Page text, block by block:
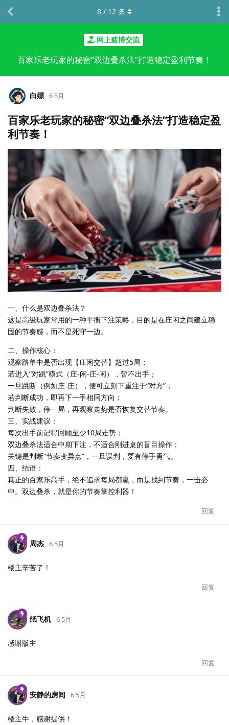
网上赌博交流
百家乐老玩家的秘密“双边叠杀法”打造稳定盈利节奏！
8 / 12 条
白嫖 6 5月
百家乐老玩家的秘密“双边叠杀法”打造稳定盈
利节奏！
一、什么是双边叠杀法？
这是高级玩家常用的一种平衡下注策略，目的是在庄闲之间建立稳
固的节奏感，而不是死守一边。
二、操作核心：
观察路单中是否出现【庄闲交替】超过5局；
若进入“对跳”模式（庄-闲-庄-闲），暂不出手；
一旦跳断（例如庄-庄），便可立刻下重注于“对方”；
若判断成功，即再下一手相同方向；
判断失败，停一局，再观察走势是否恢复交替节奏。
三、实战建议：
每次出手前记得回顾至少10局走势；
双边叠杀法适合中期下注，不适合刚进桌的盲目操作；
关键是判断“节奏变异点”，一旦误判，要有停手勇气。
四、结语：
真正的百家乐高手，绝不追求每局都赢，而是找到节奏，一击必
中。双边叠杀，就是你的节奏掌控利器！
回复
周杰 6 5月
楼主辛苦了！
回复
纸飞机 6 5月
感谢版主
回复
安静的房间 6 5月
楼主牛，感谢提供！